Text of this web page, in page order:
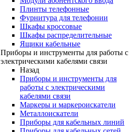
Плинты телефонные
Фурнитура для телефонии
Шкафы кроссовые
Шкафы распределительные
Ящики кабельные
Приборы и инструменты для работы с
электрическими кабелями связи
Назад
Приборы и инструменты для
работы с электрическими
кабелями связи
Маркеры и маркероискатели
Металлоискатели
Приборы для кабельных линий